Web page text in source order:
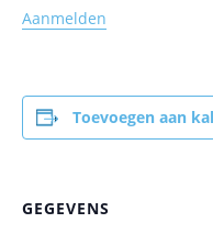
Aanmelden
Toevoegen aan
GEGEVENS